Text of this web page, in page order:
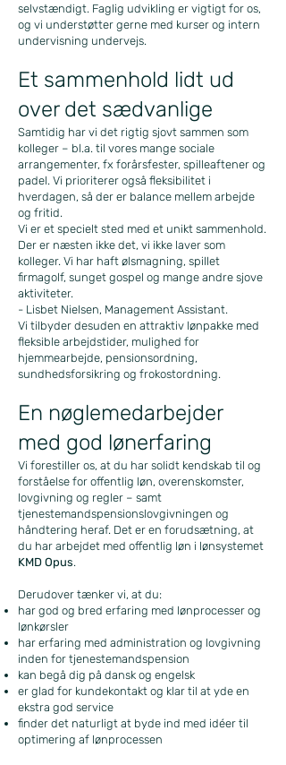
selvstændigt. Faglig udvikling er vigtigt for os,
og vi understøtter gerne med kurser og intern
undervisning undervejs.
Et sammenhold lidt ud
over det sædvanlige
Samtidig har vi det rigtig sjovt sammen som
kolleger – bl.a. til vores mange sociale
arrangementer, fx forårsfester, spilleaftener og
padel. Vi prioriterer også fleksibilitet i
hverdagen, så der er balance mellem arbejde
og fritid.
Vi er et specielt sted med et unikt sammenhold.
Der er næsten ikke det, vi ikke laver som
kolleger. Vi har haft ølsmagning, spillet
firmagolf, sunget gospel og mange andre sjove
aktiviteter.
- Lisbet Nielsen, Management Assistant.
Vi tilbyder desuden en attraktiv lønpakke med
fleksible arbejdstider, mulighed for
hjemmearbejde, pensionsordning,
sundhedsforsikring og frokostordning.
En nøglemedarbejder
med god lønerfaring
Vi forestiller os, at du har solidt kendskab til og
forståelse for offentlig løn, overenskomster,
lovgivning og regler – samt
tjenestemandspensionslovgivningen og
håndtering heraf. Det er en forudsætning, at
du har arbejdet med offentlig løn i lønsystemet
KMD Opus.
Derudover tænker vi, at du:
har god og bred erfaring med lønprocesser og
lønkørsler
har erfaring med administration og lovgivning
inden for tjenestemandspension
kan begå dig på dansk og engelsk
er glad for kundekontakt og klar til at yde en
ekstra god service
finder det naturligt at byde ind med idéer til
optimering af lønprocessen